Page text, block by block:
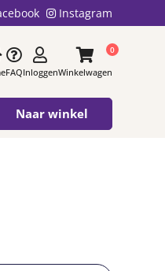
Instagram
FAQInloggenWinkelwagen
0
Naar winkel